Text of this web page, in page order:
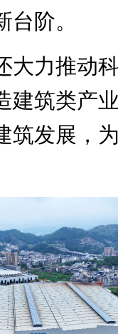
阶。
力推动科
建筑类产
筑发展，